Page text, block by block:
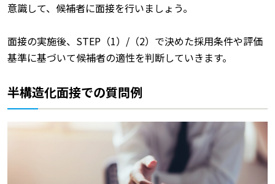
意識して、候補者に面接を行いましょう。
面接の実施後、STEP（1）/（2）で決めた採用条件や評価
基準に基づいて候補者の適性を判断していきます。
半構造化面接での質問例